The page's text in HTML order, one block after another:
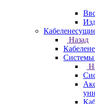
Назад
Системы